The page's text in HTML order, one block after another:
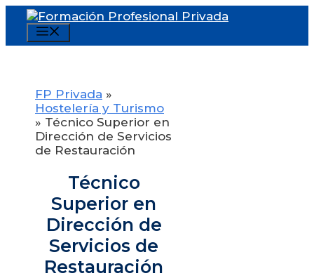
Saltar
contenido
FP Privada »
Hostelería y Turismo
» Técnico Superior en
Dirección de Servicios
de Restauración
Técnico
Superior en
Dirección de
Servicios de
Restauración